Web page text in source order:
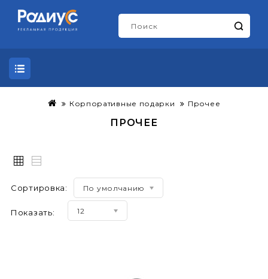
Корпоративные подарки Прочее
ПРОЧЕЕ
Сортировка: По умолчанию
Показать: 12